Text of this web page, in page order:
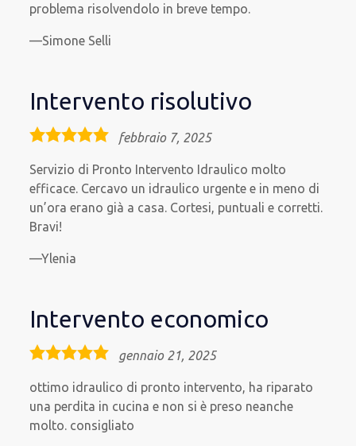
problema risolvendolo in breve tempo.
Simone Selli
Intervento risolutivo
5,0
febbraio 7, 2025
Servizio di Pronto Intervento Idraulico molto
efficace. Cercavo un idraulico urgente e in meno di
un’ora erano già a casa. Cortesi, puntuali e corretti.
Bravi!
Ylenia
Intervento economico
5,0
gennaio 21, 2025
ottimo idraulico di pronto intervento, ha riparato
una perdita in cucina e non si è preso neanche
molto. consigliato